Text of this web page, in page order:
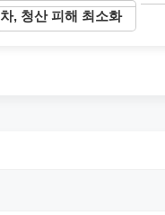
차, 청산 피해 최소화